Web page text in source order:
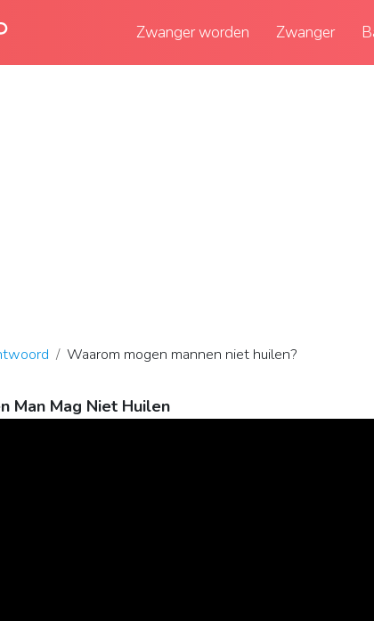
Zwanger worden Zwanger
Waarom mogen mannen niet huilen?
Man Mag Niet Huilen